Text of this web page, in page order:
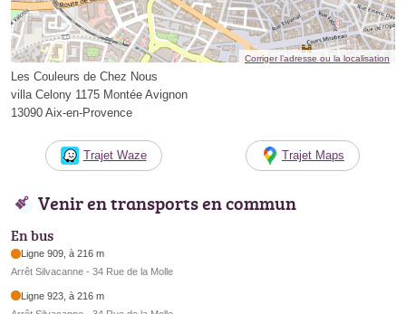
Corriger l’adresse ou la localisation
Les Couleurs de Chez Nous
villa Celony 1175 Montée Avignon
13090 Aix-en-Provence
Trajet Waze Trajet Maps
Venir en transports en commun
En bus
Ligne 909, à 216 m
Arrêt Silvacanne - 34 Rue de la Molle
Ligne 923, à 216 m